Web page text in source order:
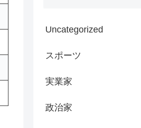
Uncategorized
スポーツ
実業家
政治家